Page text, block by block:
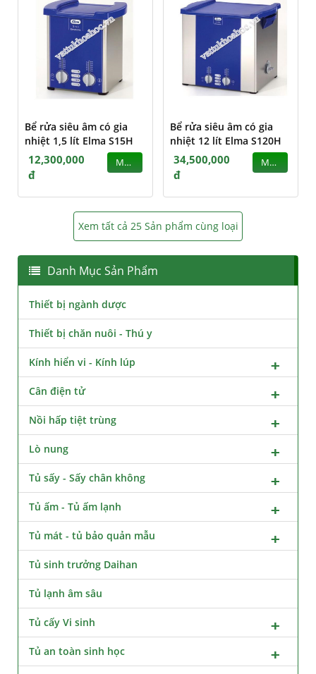
Bể rửa siêu âm có gia
nhiệt 1,5 lít Elma S15H
12,300,000
đ
MUA
Bể rửa siêu âm có gia
nhiệt 12 lít Elma S120H
34,500,000
đ
MUA
Xem tất cả 25 Sản phẩm cùng loại
Danh Mục Sản Phẩm
Thiết bị ngành dược
Thiết bị chăn nuôi - Thú y
Kính hiển vi - Kính lúp
Cân điện tử
Nồi hấp tiệt trùng
Lò nung
Tủ sấy - Sấy chân không
Tủ ấm - Tủ ấm lạnh
Tủ mát - tủ bảo quản mẫu
Tủ sinh trưởng Daihan
Tủ lạnh âm sâu
Tủ cấy Vi sinh
Tủ an toàn sinh học